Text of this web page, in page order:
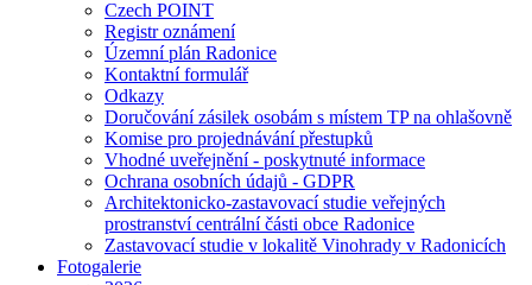
Czech POINT
Registr oznámení
Územní plán Radonice
Kontaktní formulář
Odkazy
Doručování zásilek osobám s místem TP na ohlašovně
Komise pro projednávání přestupků
Vhodné uveřejnění - poskytnuté informace
Ochrana osobních údajů - GDPR
Architektonicko-zastavovací studie veřejných
prostranství centrální části obce Radonice
Zastavovací studie v lokalitě Vinohrady v Radonicích
Fotogalerie